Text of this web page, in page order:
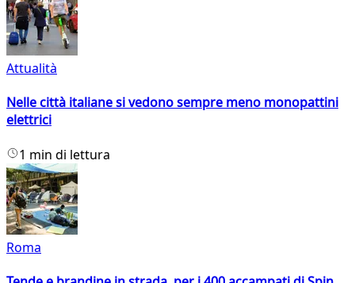
Attualità
Nelle città italiane si vedono sempre meno monopattini
elettrici
1 min di lettura
Roma